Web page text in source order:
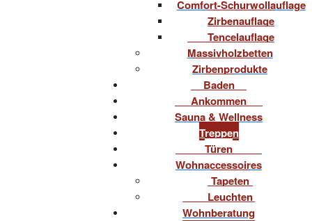
Comfort-Schurwollauflage
Zirbenauflage
Tencelauflage
Massivholzbetten
Zirbenprodukte
Baden
Ankommen
Sauna & Wellness
Treppen
Türen
Wohnaccessoires
Tapeten
Leuchten
Wohnberatung